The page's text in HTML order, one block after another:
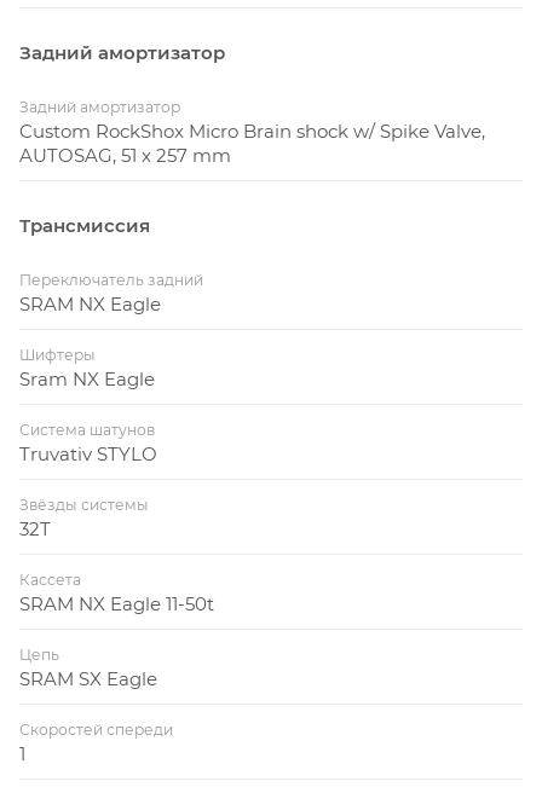
Задний амортизатор
Задний амортизатор
Custom RockShox Micro Brain shock w/ Spike Valve,
AUTOSAG, 51 x 257 mm
Трансмиссия
Переключатель задний
SRAM NX Eagle
Шифтеры
Sram NX Eagle
Система шатунов
Truvativ STYLO
Звёзды системы
32T
Кассета
SRAM NX Eagle 11-50t
Цепь
SRAM SX Eagle
Скоростей спереди
1